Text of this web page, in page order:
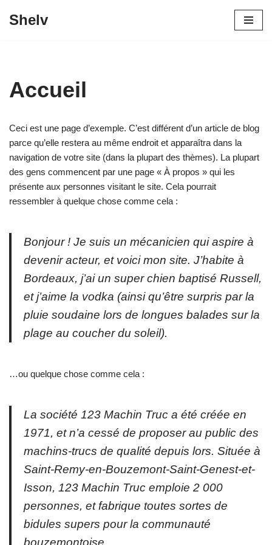
Shelv
Accueil
Ceci est une page d’exemple. C’est différent d’un article de blog
parce qu’elle restera au même endroit et apparaîtra dans la
navigation de votre site (dans la plupart des thèmes). La plupart
des gens commencent par une page « À propos » qui les
présente aux personnes visitant le site. Cela pourrait
ressembler à quelque chose comme cela :
Bonjour ! Je suis un mécanicien qui aspire à
devenir acteur, et voici mon site. J’habite à
Bordeaux, j’ai un super chien baptisé Russell,
et j’aime la vodka (ainsi qu’être surpris par la
pluie soudaine lors de longues balades sur la
plage au coucher du soleil).
…ou quelque chose comme cela :
La société 123 Machin Truc a été créée en
1971, et n’a cessé de proposer au public des
machins-trucs de qualité depuis lors. Située à
Saint-Remy-en-Bouzemont-Saint-Genest-et-
Isson, 123 Machin Truc emploie 2 000
personnes, et fabrique toutes sortes de
bidules supers pour la communauté
bouzemontoise.